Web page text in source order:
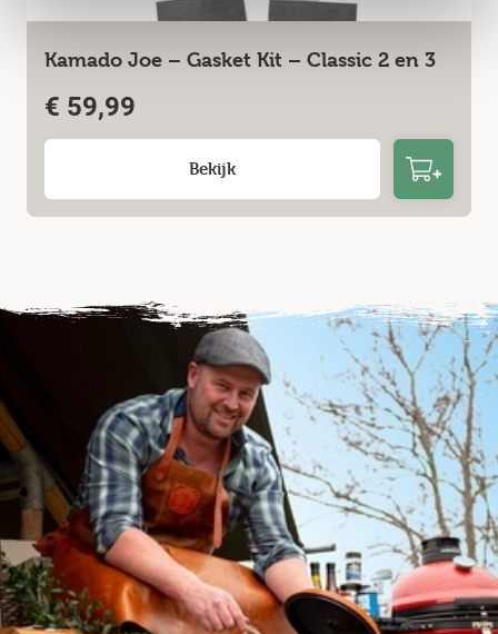
Kamado Joe – Gasket Kit – Classic 2 en 3
€ 59,99
Bekijk